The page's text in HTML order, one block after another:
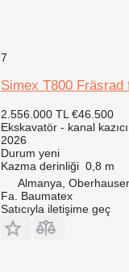
7
Simex T800 Fräsrad
2.556.000 TL €46.500
Ekskavatör - kanal kazıcı
2026
Durum yeni
Kazma derinliği 0,8 m
Almanya,
Fa. Baumatex
Satıcıyla iletişime geç